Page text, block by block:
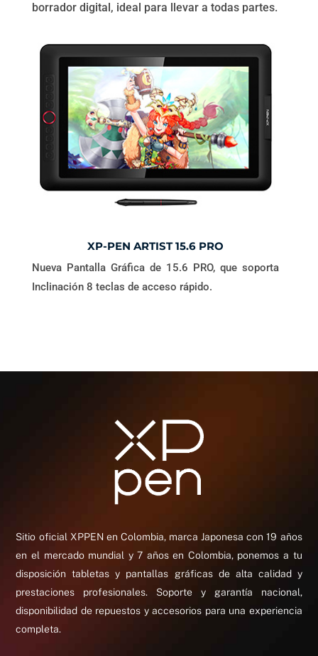
borrador digital, ideal para llevar a todas partes.
XP-PEN ARTIST 15.6 PRO
Nueva Pantalla Gráfica de 15.6 PRO, que soporta
Inclinación 8 teclas de acceso rápido.
Sitio oficial XPPEN en Colombia, marca Japonesa con 19 años
en el mercado mundial y 7 años en Colombia, ponemos a tu
disposición tabletas y pantallas gráficas de alta calidad y
prestaciones profesionales. Soporte y garantía nacional,
disponibilidad de repuestos y accesorios para una experiencia
completa.